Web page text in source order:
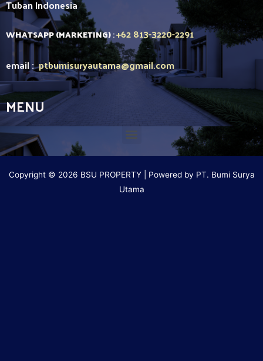
TubanIndonesia
WHATSAPP (MARKETING):+62 813-3220-2291
email :ptbumisuryautama@gmail.com
MENU
Copyright © 2026 BSU PROPERTY | Powered by PT. Bumi Surya
Utama